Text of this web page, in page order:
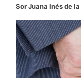
Sor Juana Inés de la